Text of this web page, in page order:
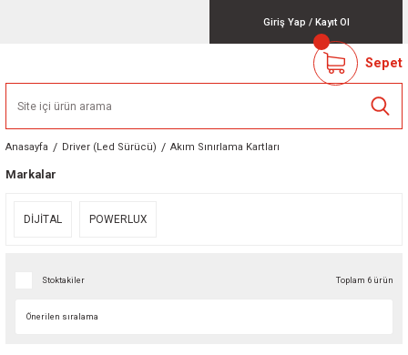
Giriş Yap / Kayıt Ol
Sepet
Anasayfa Driver (Led Sürücü) Akım Sınırlama Kartları
Markalar
DİJİTAL POWERLUX
Stoktakiler Toplam 6 ürün